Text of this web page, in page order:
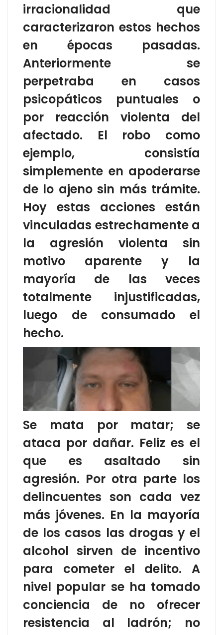
irracionalidad que
caracterizaron estos hechos
en épocas pasadas.
Anteriormente se
perpetraba en casos
psicopáticos puntuales o
por reacción violenta del
afectado. El robo como
ejemplo, consistía
simplemente en apoderarse
de lo ajeno sin más trámite.
Hoy estas acciones están
vinculadas estrechamente a
la agresión violenta sin
motivo aparente y la
mayoría de las veces
totalmente injustificadas,
luego de consumado el
hecho.
Se mata por matar; se
ataca por dañar. Feliz es el
que es asaltado sin
agresión. Por otra parte los
delincuentes son cada vez
más jóvenes. En la mayoría
de los casos las drogas y el
alcohol sirven de incentivo
para cometer el delito. A
nivel popular se ha tomado
conciencia de no ofrecer
resistencia al ladrón; no